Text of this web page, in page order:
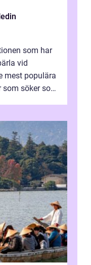
som har
vid
mest populära
som söker sol,